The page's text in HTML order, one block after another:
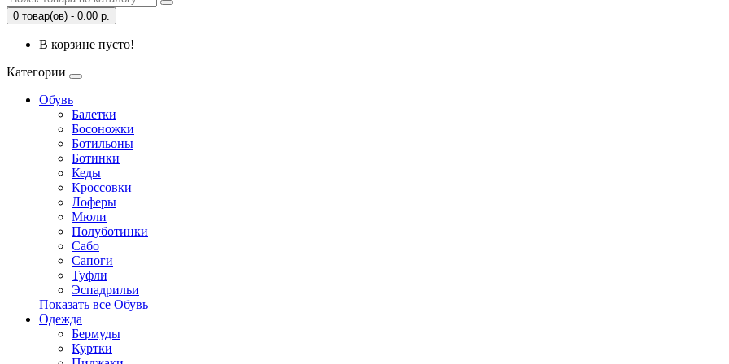
0 товар(ов) - 0.00 р.
В корзине пусто!
Категории
Обувь
Балетки
Босоножки
Ботильоны
Ботинки
Кеды
Кроссовки
Лоферы
Мюли
Полуботинки
Сабо
Сапоги
Туфли
Эспадрильи
Показать все Обувь
Одежда
Бермуды
Куртки